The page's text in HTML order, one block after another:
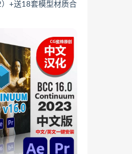
+送18套模型材质合